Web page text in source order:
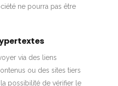
ne pourra pas être
via des liens
ou des sites tiers
la possibilité de vérifier le